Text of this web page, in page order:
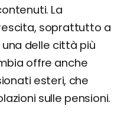
La
soprattutto a
delle città più
offre anche
esteri, che
sulle pensioni.